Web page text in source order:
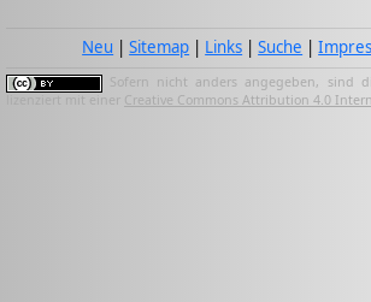
Neu |Sitemap | Links |Suche |
Sofern nicht anders angegeben, sind
lizenziert mit einer Creative Commons Attribution 4.0